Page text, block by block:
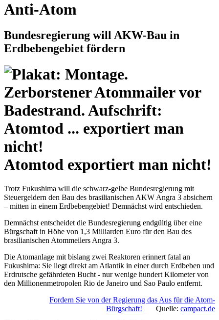
Anti-Atom
Bundesregierung will AKW-Bau in
Erdbebengebiet fördern
Atomtod exportiert man nicht!
Trotz Fukushima will die schwarz-gelbe Bundesregierung mit
Steuergeldern den Bau des brasilianischen AKW Angra 3 absichern
– mitten in einem Erdbebengebiet! Demnächst wird entschieden.
Demnächst entscheidet die Bundesregierung endgültig über eine
Bürgschaft in Höhe von 1,3 Milliarden Euro für den Bau des
brasilianischen Atommeilers Angra 3.
Die Atomanlage mit bislang zwei Reaktoren erinnert fatal an
Fukushima: Sie liegt direkt am Atlantik in einer durch Erdbeben und
Erdrutsche gefährdeten Bucht - nur wenige hundert Kilometer von
den Millionenmetropolen Rio de Janeiro und Sao Paulo entfernt.
Fordern Sie von der Regierung das Aus für die Atom-
Bürgschaft! Quelle: campact.de